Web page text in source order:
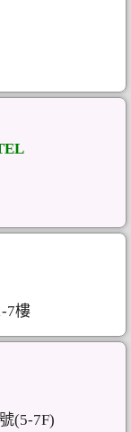
7樓
(5-7F)